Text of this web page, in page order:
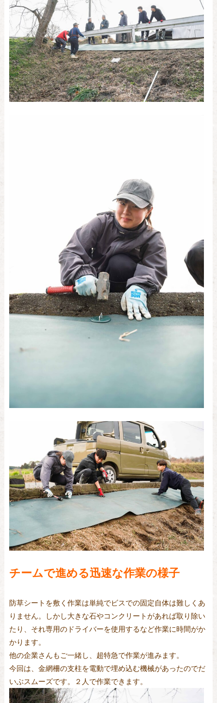
チームで進める迅速な作業の様子
防草シートを敷く作業は単純でビスでの固定自体は難しくあ
りません。しかし大きな石やコンクリートがあれば取り除い
たり、それ専用のドライバーを使用するなど作業に時間がか
かります。
他の企業さんもご一緒し、超特急で作業が進みます。
今回は、金網柵の支柱を電動で埋め込む機械があったのでだ
いぶスムーズです。２人で作業できます。